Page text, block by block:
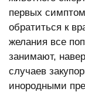
первых
обратиться к
желания все
занимают,
случаев
инородными